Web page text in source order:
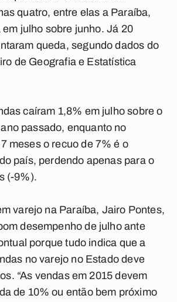
quatro, entre elas a Paraíba,
julho sobre junho. Já 20
queda, segundo dados do
de Geografia e Estatística
caíram 1,8% em julho sobre o
passado, enquanto no
meses o recuo de 7% é o
país, perdendo apenas para o
(-9%).
varejo na Paraíba, Jairo Pontes,
desempenho de julho ante
porque tudo indica que a
no varejo no Estado deve
“As vendas em 2015 devem
de 10% ou então bem próximo